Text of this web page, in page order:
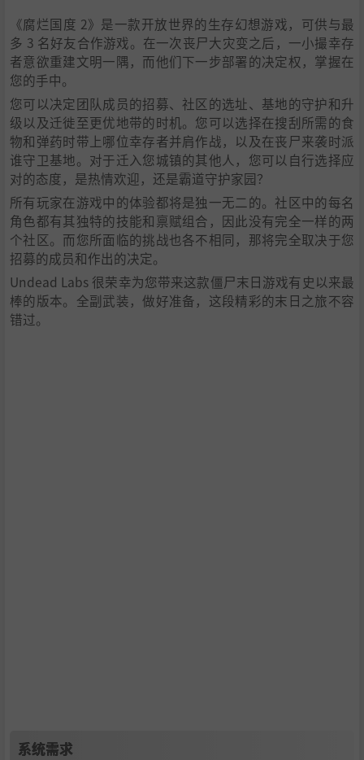
《腐烂国度 2》是一款开放世界的生存幻想游戏，可供与最
多 3 名好友合作游戏。在一次丧尸大灾变之后，一小撮幸存
者意欲重建文明一隅，而他们下一步部署的决定权，掌握在
您的手中。
您可以决定团队成员的招募、社区的选址、基地的守护和升
级以及迁徙至更优地带的时机。您可以选择在搜刮所需的食
物和弹药时带上哪位幸存者并肩作战，以及在丧尸来袭时派
谁守卫基地。对于迁入您城镇的其他人，您可以自行选择应
对的态度，是热情欢迎，还是霸道守护家园？
所有玩家在游戏中的体验都将是独一无二的。社区中的每名
角色都有其独特的技能和禀赋组合，因此没有完全一样的两
个社区。而您所面临的挑战也各不相同，那将完全取决于您
招募的成员和作出的决定。
Undead Labs 很荣幸为您带来这款僵尸末日游戏有史以来最
棒的版本。全副武装，做好准备，这段精彩的末日之旅不容
错过。
系统需求